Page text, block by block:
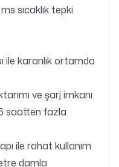
sıcaklık tepki
ile karanlık ortamda
ve şarj imkanı
saatten fazla
ile rahat kullanım
damla